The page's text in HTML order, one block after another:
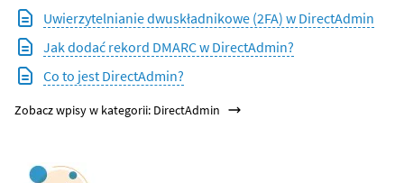
Uwierzytelnianie dwuskładnikowe (2FA) w DirectAdmin
Jak dodać rekord DMARC w DirectAdmin?
Co to jest DirectAdmin?
Zobacz wpisy w kategorii: DirectAdmin